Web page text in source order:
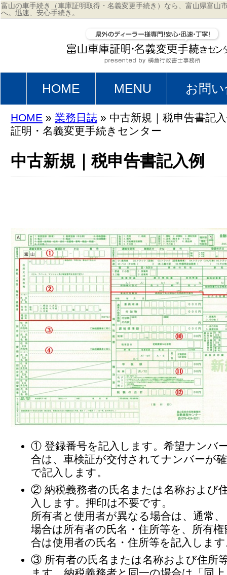
富山の車手続き（車庫証明取得・名義変更手続き）なら、富山県富山
へ。迅速、安心手続き。
HOME MENU お問
HOME » 業務日誌 » 中古新規｜税申告書記
証明・名義変更手続きセンター
中古新規｜税申告書記入例
① 登録番号を記入します。希望ナンバ
合は、車検証が交付されてナンバーが
で記入します。
② 納税義務者の氏名または名称および
入します。押印は不要です。
所有者と使用者が異なる場合は、通常
場合は所有者の氏名・住所等を、所有
合は使用者の氏名・住所等を記入しま
③ 所有者の氏名または名称および住所